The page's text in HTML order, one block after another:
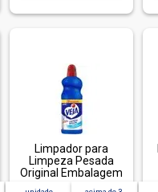
Limpador para
Limpeza Pesada
Original Embalagem
Econômica, Veja, 1L